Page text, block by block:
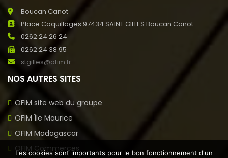
Boucan Canot
Place Coquillages 97434 SAINT GILLES Boucan Canot
0262 24 26 24
0262 24 38 95
stgilles@ofim.fr
NOS AUTRES SITES
OFIM site web du groupe
OFIM Île Maurice
OFIM Madagascar
OFIM Commerces
Les cookies sont importants pour le bon fonctionnement d'un